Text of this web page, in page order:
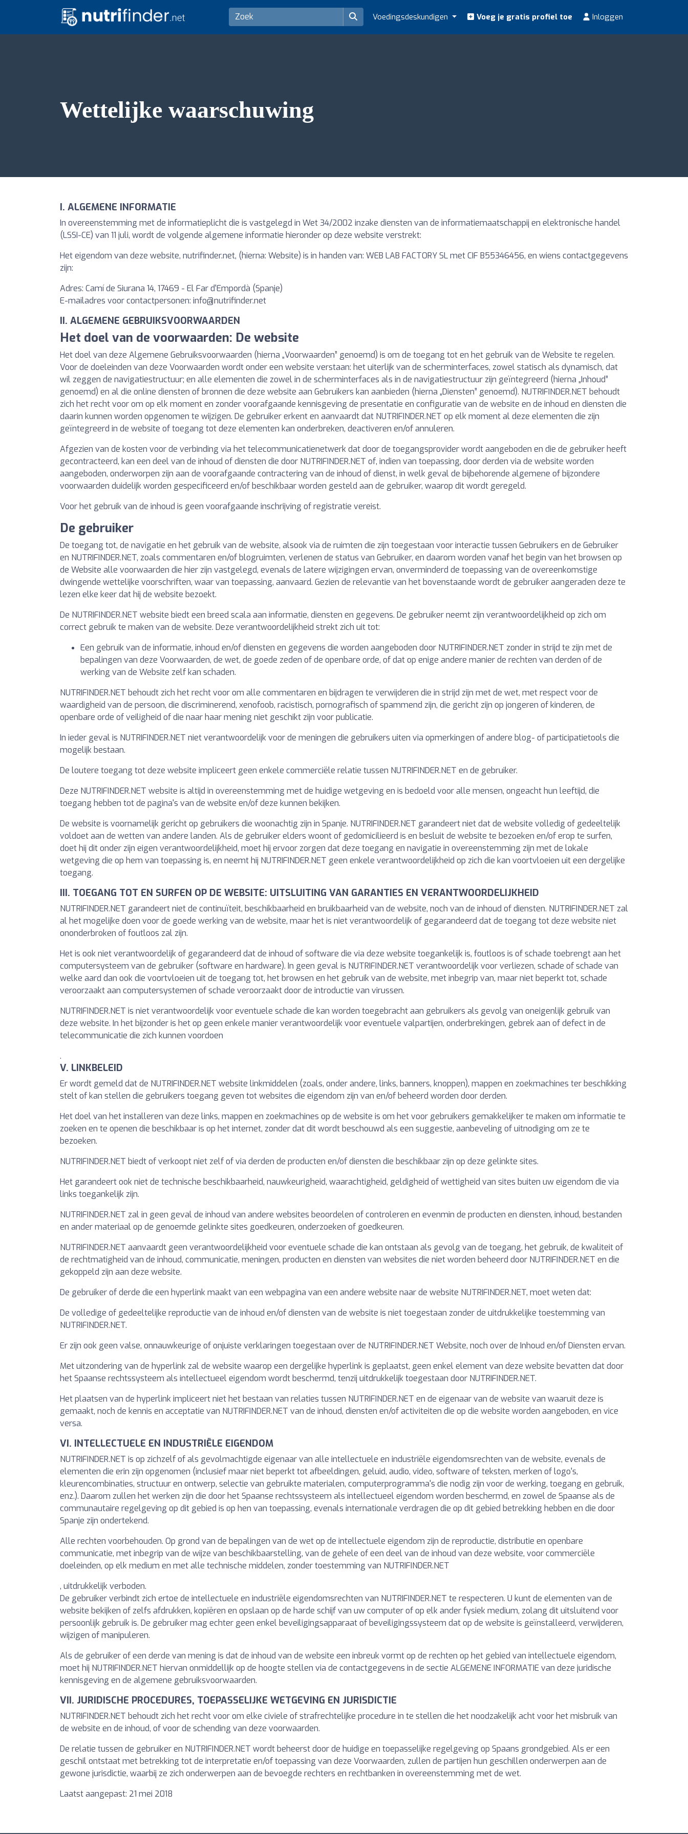
Voedingsdeskundigen Voeg je gratis profiel toe Inloggen
Wettelijke waarschuwing
I. ALGEMENE INFORMATIE
In overeenstemming met de informatieplicht die is vastgelegd in Wet 34/2002 inzake diensten van de informatiemaatschappij en elektronische handel
(LSSI-CE) van 11 juli, wordt de volgende algemene informatie hieronder op deze website verstrekt:
Het eigendom van deze website, nutrifinder.net, (hierna: Website) is in handen van: WEB LAB FACTORY SL met CIF B55346456, en wiens contactgegevens
zijn:
Adres: Camí de Siurana 14, 17469 - El Far d'Empordà (Spanje)
E-mailadres voor contactpersonen: info@nutrifinder.net
II. ALGEMENE GEBRUIKSVOORWAARDEN
Het doel van de voorwaarden: De website
Het doel van deze Algemene Gebruiksvoorwaarden (hierna „Voorwaarden” genoemd) is om de toegang tot en het gebruik van de Website te regelen.
Voor de doeleinden van deze Voorwaarden wordt onder een website verstaan: het uiterlijk van de scherminterfaces, zowel statisch als dynamisch, dat
wil zeggen de navigatiestructuur; en alle elementen die zowel in de scherminterfaces als in de navigatiestructuur zijn geïntegreerd (hierna „Inhoud”
genoemd) en al die online diensten of bronnen die deze website aan Gebruikers kan aanbieden (hierna „Diensten” genoemd). NUTRIFINDER.NET behoudt
zich het recht voor om op elk moment en zonder voorafgaande kennisgeving de presentatie en configuratie van de website en de inhoud en diensten die
daarin kunnen worden opgenomen te wijzigen. De gebruiker erkent en aanvaardt dat NUTRIFINDER.NET op elk moment al deze elementen die zijn
geïntegreerd in de website of toegang tot deze elementen kan onderbreken, deactiveren en/of annuleren.
Afgezien van de kosten voor de verbinding via het telecommunicatienetwerk dat door de toegangsprovider wordt aangeboden en die de gebruiker heeft
gecontracteerd, kan een deel van de inhoud of diensten die door NUTRIFINDER.NET of, indien van toepassing, door derden via de website worden
aangeboden, onderworpen zijn aan de voorafgaande contractering van de inhoud of dienst, in welk geval de bijbehorende algemene of bijzondere
voorwaarden duidelijk worden gespecificeerd en/of beschikbaar worden gesteld aan de gebruiker, waarop dit wordt geregeld.
Voor het gebruik van de inhoud is geen voorafgaande inschrijving of registratie vereist.
De gebruiker
De toegang tot, de navigatie en het gebruik van de website, alsook via de ruimten die zijn toegestaan voor interactie tussen Gebruikers en de Gebruiker
en NUTRIFINDER.NET, zoals commentaren en/of blogruimten, verlenen de status van Gebruiker, en daarom worden vanaf het begin van het browsen op
de Website alle voorwaarden die hier zijn vastgelegd, evenals de latere wijzigingen ervan, onverminderd de toepassing van de overeenkomstige
dwingende wettelijke voorschriften, waar van toepassing, aanvaard. Gezien de relevantie van het bovenstaande wordt de gebruiker aangeraden deze te
lezen elke keer dat hij de website bezoekt.
De NUTRIFINDER.NET website biedt een breed scala aan informatie, diensten en gegevens. De gebruiker neemt zijn verantwoordelijkheid op zich om
correct gebruik te maken van de website. Deze verantwoordelijkheid strekt zich uit tot:
Een gebruik van de informatie, inhoud en/of diensten en gegevens die worden aangeboden door NUTRIFINDER.NET zonder in strijd te zijn met de
bepalingen van deze Voorwaarden, de wet, de goede zeden of de openbare orde, of dat op enige andere manier de rechten van derden of de
werking van de Website zelf kan schaden.
NUTRIFINDER.NET behoudt zich het recht voor om alle commentaren en bijdragen te verwijderen die in strijd zijn met de wet, met respect voor de
waardigheid van de persoon, die discriminerend, xenofoob, racistisch, pornografisch of spammend zijn, die gericht zijn op jongeren of kinderen, de
openbare orde of veiligheid of die naar haar mening niet geschikt zijn voor publicatie.
In ieder geval is NUTRIFINDER.NET niet verantwoordelijk voor de meningen die gebruikers uiten via opmerkingen of andere blog- of participatietools die
mogelijk bestaan.
De loutere toegang tot deze website impliceert geen enkele commerciële relatie tussen NUTRIFINDER.NET en de gebruiker.
Deze NUTRIFINDER.NET website is altijd in overeenstemming met de huidige wetgeving en is bedoeld voor alle mensen, ongeacht hun leeftijd, die
toegang hebben tot de pagina's van de website en/of deze kunnen bekijken.
De website is voornamelijk gericht op gebruikers die woonachtig zijn in Spanje. NUTRIFINDER.NET garandeert niet dat de website volledig of gedeeltelijk
voldoet aan de wetten van andere landen. Als de gebruiker elders woont of gedomicilieerd is en besluit de website te bezoeken en/of erop te surfen,
doet hij dit onder zijn eigen verantwoordelijkheid, moet hij ervoor zorgen dat deze toegang en navigatie in overeenstemming zijn met de lokale
wetgeving die op hem van toepassing is, en neemt hij NUTRIFINDER.NET geen enkele verantwoordelijkheid op zich die kan voortvloeien uit een dergelijke
toegang.
III. TOEGANG TOT EN SURFEN OP DE WEBSITE: UITSLUITING VAN GARANTIES EN VERANTWOORDELIJKHEID
NUTRIFINDER.NET garandeert niet de continuïteit, beschikbaarheid en bruikbaarheid van de website, noch van de inhoud of diensten. NUTRIFINDER.NET zal
al het mogelijke doen voor de goede werking van de website, maar het is niet verantwoordelijk of gegarandeerd dat de toegang tot deze website niet
ononderbroken of foutloos zal zijn.
Het is ook niet verantwoordelijk of gegarandeerd dat de inhoud of software die via deze website toegankelijk is, foutloos is of schade toebrengt aan het
computersysteem van de gebruiker (software en hardware). In geen geval is NUTRIFINDER.NET verantwoordelijk voor verliezen, schade of schade van
welke aard dan ook die voortvloeien uit de toegang tot, het browsen en het gebruik van de website, met inbegrip van, maar niet beperkt tot, schade
veroorzaakt aan computersystemen of schade veroorzaakt door de introductie van virussen.
NUTRIFINDER.NET is niet verantwoordelijk voor eventuele schade die kan worden toegebracht aan gebruikers als gevolg van oneigenlijk gebruik van
deze website. In het bijzonder is het op geen enkele manier verantwoordelijk voor eventuele valpartijen, onderbrekingen, gebrek aan of defect in de
telecommunicatie die zich kunnen voordoen
.
V. LINKBELEID
Er wordt gemeld dat de NUTRIFINDER.NET website linkmiddelen (zoals, onder andere, links, banners, knoppen), mappen en zoekmachines ter beschikking
stelt of kan stellen die gebruikers toegang geven tot websites die eigendom zijn van en/of beheerd worden door derden.
Het doel van het installeren van deze links, mappen en zoekmachines op de website is om het voor gebruikers gemakkelijker te maken om informatie te
zoeken en te openen die beschikbaar is op het internet, zonder dat dit wordt beschouwd als een suggestie, aanbeveling of uitnodiging om ze te
bezoeken.
NUTRIFINDER.NET biedt of verkoopt niet zelf of via derden de producten en/of diensten die beschikbaar zijn op deze gelinkte sites.
Het garandeert ook niet de technische beschikbaarheid, nauwkeurigheid, waarachtigheid, geldigheid of wettigheid van sites buiten uw eigendom die via
links toegankelijk zijn.
NUTRIFINDER.NET zal in geen geval de inhoud van andere websites beoordelen of controleren en evenmin de producten en diensten, inhoud, bestanden
en ander materiaal op de genoemde gelinkte sites goedkeuren, onderzoeken of goedkeuren.
NUTRIFINDER.NET aanvaardt geen verantwoordelijkheid voor eventuele schade die kan ontstaan als gevolg van de toegang, het gebruik, de kwaliteit of
de rechtmatigheid van de inhoud, communicatie, meningen, producten en diensten van websites die niet worden beheerd door NUTRIFINDER.NET en die
gekoppeld zijn aan deze website.
De gebruiker of derde die een hyperlink maakt van een webpagina van een andere website naar de website NUTRIFINDER.NET, moet weten dat:
De volledige of gedeeltelijke reproductie van de inhoud en/of diensten van de website is niet toegestaan zonder de uitdrukkelijke toestemming van
NUTRIFINDER.NET.
Er zijn ook geen valse, onnauwkeurige of onjuiste verklaringen toegestaan over de NUTRIFINDER.NET Website, noch over de Inhoud en/of Diensten ervan.
Met uitzondering van de hyperlink zal de website waarop een dergelijke hyperlink is geplaatst, geen enkel element van deze website bevatten dat door
het Spaanse rechtssysteem als intellectueel eigendom wordt beschermd, tenzij uitdrukkelijk toegestaan door NUTRIFINDER.NET.
Het plaatsen van de hyperlink impliceert niet het bestaan van relaties tussen NUTRIFINDER.NET en de eigenaar van de website van waaruit deze is
gemaakt, noch de kennis en acceptatie van NUTRIFINDER.NET van de inhoud, diensten en/of activiteiten die op die website worden aangeboden, en vice
versa.
VI. INTELLECTUELE EN INDUSTRIËLE EIGENDOM
NUTRIFINDER.NET is op zichzelf of als gevolmachtigde eigenaar van alle intellectuele en industriële eigendomsrechten van de website, evenals de
elementen die erin zijn opgenomen (inclusief maar niet beperkt tot afbeeldingen, geluid, audio, video, software of teksten, merken of logo's,
kleurencombinaties, structuur en ontwerp, selectie van gebruikte materialen, computerprogramma's die nodig zijn voor de werking, toegang en gebruik,
enz.). Daarom zullen het werken zijn die door het Spaanse rechtssysteem als intellectueel eigendom worden beschermd, en zowel de Spaanse als de
communautaire regelgeving op dit gebied is op hen van toepassing, evenals internationale verdragen die op dit gebied betrekking hebben en die door
Spanje zijn ondertekend.
Alle rechten voorbehouden. Op grond van de bepalingen van de wet op de intellectuele eigendom zijn de reproductie, distributie en openbare
communicatie, met inbegrip van de wijze van beschikbaarstelling, van de gehele of een deel van de inhoud van deze website, voor commerciële
doeleinden, op elk medium en met alle technische middelen, zonder toestemming van NUTRIFINDER.NET
, uitdrukkelijk verboden.
De gebruiker verbindt zich ertoe de intellectuele en industriële eigendomsrechten van NUTRIFINDER.NET te respecteren. U kunt de elementen van de
website bekijken of zelfs afdrukken, kopiëren en opslaan op de harde schijf van uw computer of op elk ander fysiek medium, zolang dit uitsluitend voor
persoonlijk gebruik is. De gebruiker mag echter geen enkel beveiligingsapparaat of beveiligingssysteem dat op de website is geïnstalleerd, verwijderen,
wijzigen of manipuleren.
Als de gebruiker of een derde van mening is dat de inhoud van de website een inbreuk vormt op de rechten op het gebied van intellectuele eigendom,
moet hij NUTRIFINDER.NET hiervan onmiddellijk op de hoogte stellen via de contactgegevens in de sectie ALGEMENE INFORMATIE van deze juridische
kennisgeving en de algemene gebruiksvoorwaarden.
VII. JURIDISCHE PROCEDURES, TOEPASSELIJKE WETGEVING EN JURISDICTIE
NUTRIFINDER.NET behoudt zich het recht voor om elke civiele of strafrechtelijke procedure in te stellen die het noodzakelijk acht voor het misbruik van
de website en de inhoud, of voor de schending van deze voorwaarden.
De relatie tussen de gebruiker en NUTRIFINDER.NET wordt beheerst door de huidige en toepasselijke regelgeving op Spaans grondgebied. Als er een
geschil ontstaat met betrekking tot de interpretatie en/of toepassing van deze Voorwaarden, zullen de partijen hun geschillen onderwerpen aan de
gewone jurisdictie, waarbij ze zich onderwerpen aan de bevoegde rechters en rechtbanken in overeenstemming met de wet.
Laatst aangepast: 21 mei 2018